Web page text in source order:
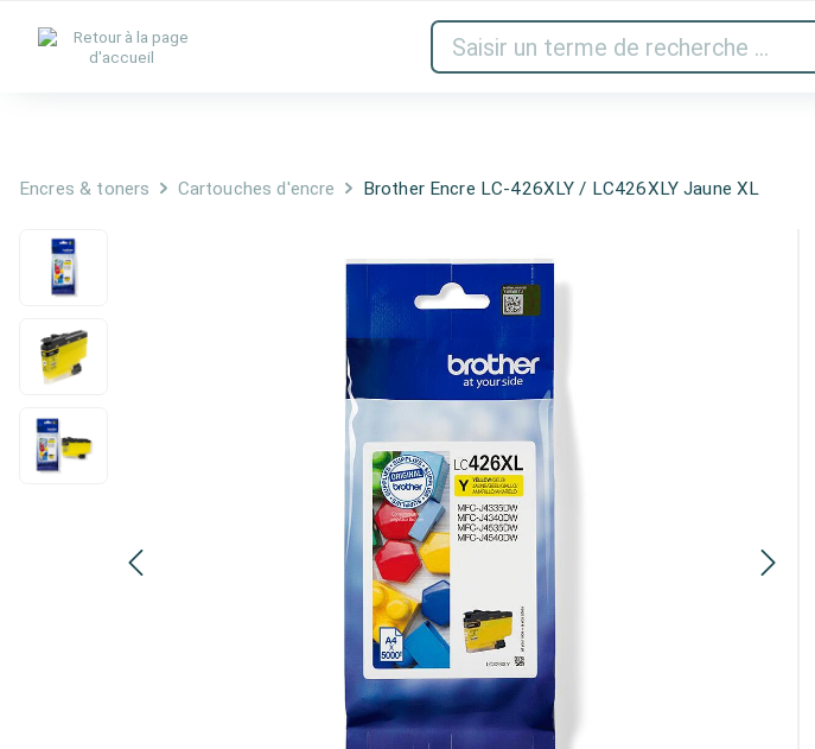
Audio et vidéo Imprimantes & scanner
Encres & toners Cartouches d'encre Brother Encre LC-426XLY / LC426XLY Jaune XL